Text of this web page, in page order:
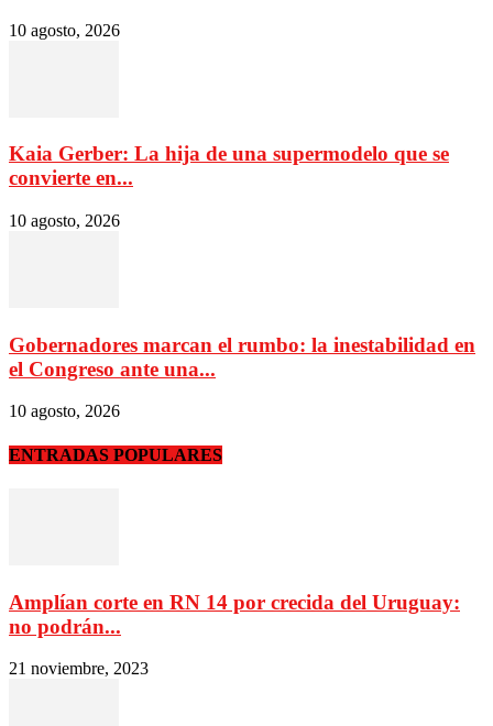
10 agosto, 2026
Kaia Gerber: La hija de una supermodelo que se
convierte en...
10 agosto, 2026
Gobernadores marcan el rumbo: la inestabilidad en
el Congreso ante una...
10 agosto, 2026
ENTRADAS POPULARES
Amplían corte en RN 14 por crecida del Uruguay:
no podrán...
21 noviembre, 2023